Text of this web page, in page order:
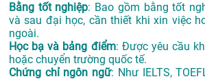
Bằng tốt nghiệp: Bao gồm bằng tốt
và sau đại học, cần thiết khi xin việc
ngoài.
Học bạ và bảng điểm: Được yêu cầu
hoặc chuyển trường quốc tế.
Chứng chỉ ngôn ngữ: Như IELTS,